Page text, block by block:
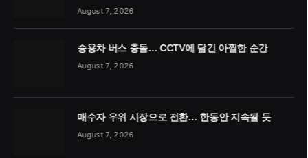
August 7, 2026
승용차 버스 충돌… CCTV에 담긴 아찔한 순간
August 7, 2026
매수자 우위 시장으로 전환… 한동안 지속될 듯
August 7, 2026